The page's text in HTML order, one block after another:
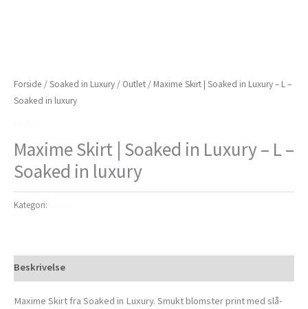
Forside /Soaked in Luxury / Outlet / Maxime Skirt | Soaked in Luxury – L –
Soaked in luxury
Maxime Skirt | Soaked in Luxury – L –
Soaked in luxury
Kategori:
Beskrivelse
Maxime Skirt fra Soaked in Luxury. Smukt blomster print med slå-